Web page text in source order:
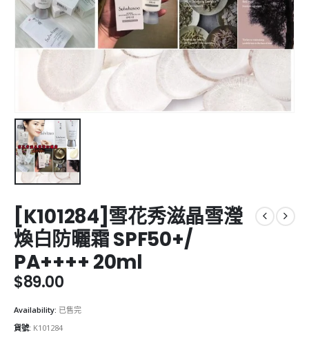
[K101284]雪花秀滋晶雪瀅
煥白防曬霜 SPF50+/
PA++++ 20ml
$89.00
Availability: 已售完
貨號: K101284